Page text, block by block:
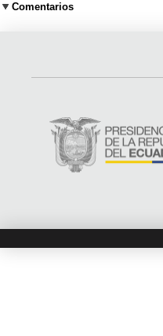
Comentarios